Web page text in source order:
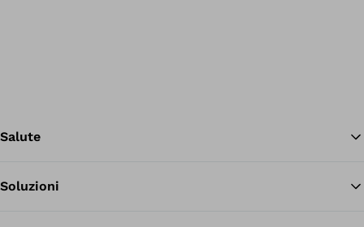
Salute
Soluzioni